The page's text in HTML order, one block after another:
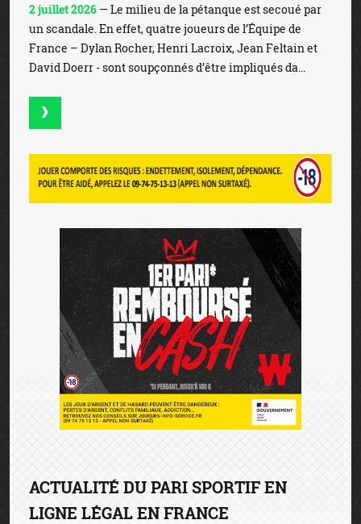
2 juillet 2026 — Le milieu de la pétanque est secoué par
un scandale. En effet, quatre joueurs de l’Équipe de
France – Dylan Rocher, Henri Lacroix, Jean Feltain et
David Doerr - sont soupçonnés d’être impliqués da...
ACTUALITÉ DU PARI SPORTIF EN
LIGNE LÉGAL EN FRANCE